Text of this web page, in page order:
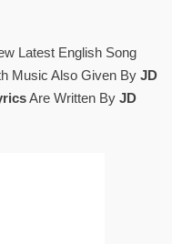
Latest English Song
Music Also Given By JD
Are Written By JD